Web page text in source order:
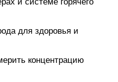
для здоровья и
концентрацию